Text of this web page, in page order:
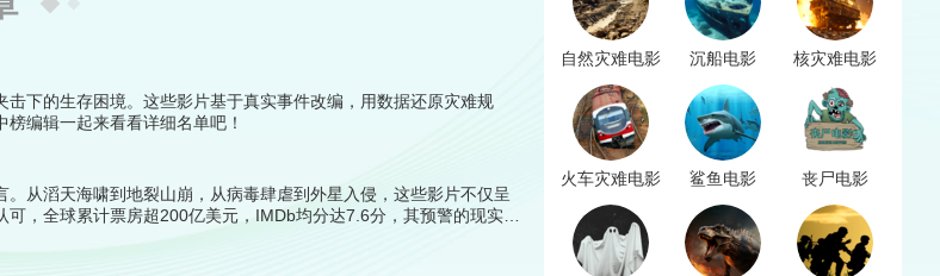
下的生存困境。这些影片基于真实事件改编，用数据还原灾难规
编辑一起来看看详细名单吧！
从滔天海啸到地裂山崩，从病毒肆虐到外星入侵，这些影片不仅呈
，全球累计票房超200亿美元，IMDb均分达7.6分，其预警的现实意
自然灾难电影 沉船电影 核灾难电影
火车灾难电影 鲨鱼电影 丧尸电影